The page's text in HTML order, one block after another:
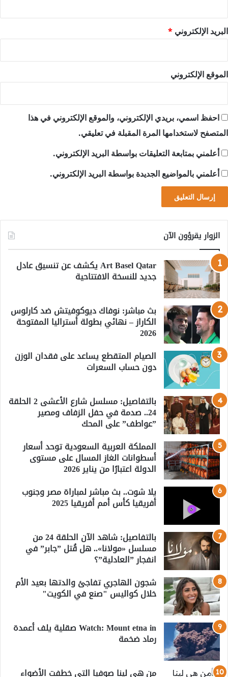
البريد الإلكتروني *
الموقع الإلكتروني
احفظ اسمي، بريدي الإلكتروني، والموقع الإلكتروني في هذا
المتصفح لاستخدامها المرة المقبلة في تعليقي.
أعلمني بمتابعة التعليقات بواسطة البريد الإلكتروني.
أعلمني بالمواضيع الجديدة بواسطة البريد الإلكتروني.
الزوار يقرؤون الآن
Art Basel Qatar يكشف عن تنسيق عادل
جديد للنسخة الافتتاحية
بث مباشر: نوفاك ديوكوفيتش ضد كارلوس
الكاراز – نهائي بطولة أستراليا المفتوحة
2026
الصيام المتقطع يساعد على فقدان الوزن
دون حساب السعرات
بالتفاصيل: مسلسل شارع الأعشى 2 الحلقة
24.. صدمة في حفل الزفاف ومصير
”عواطف” على المحك
المملكة العربية السعودية توحد أسعار
أسطوانات الغاز المسال على مستوى
الدولة اعتبارًا من يناير 2026
يلا شوت.. بث مباشر لمباراة مصر وجنوب
أفريقيا كأس أمم أفريقيا 2025
بالتفاصيل: شاهد الآن الحلقة 24 من
مسلسل «مولانا».. هل قُتل ”جابر” في
انفجار ”العادلية”؟
شجون الهاجري تفاجئ والدتها بعيد الأم
خلال كواليس "صنع في الكويت"
Watch: Mount etna in صقلية يلف أعمدة
رماد ضخمة
من هي لينا صوفيا التي خطفت الأضواء